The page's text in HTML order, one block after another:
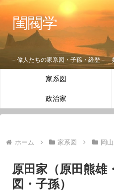
閨閥学
－偉人たちの家系図・子孫・経歴－
家系図
政治家
ホーム 家系図 岡
原田家（原田熊雄
図・子孫）